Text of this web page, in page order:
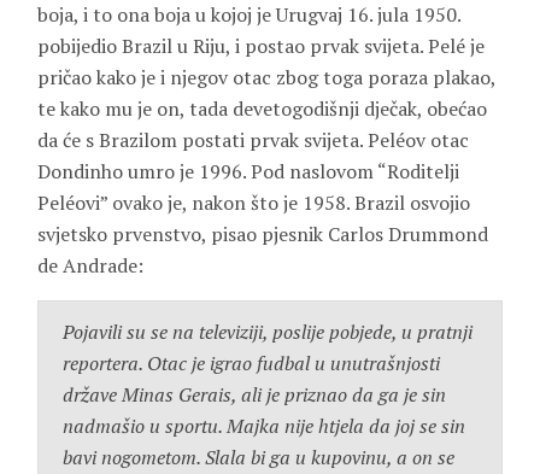
boja, i to ona boja u kojoj je Urugvaj 16. jula 1950.
pobijedio Brazil u Riju, i postao prvak svijeta.Peléje
pričao kako je i njegov otac zbog toga poraza plakao,
te kako mu je on, tada devetogodišnji dječak, obećao
da će s Brazilom postati prvak svijeta. Peléov otac
Dondinhoumro je 1996. Pod naslovom “Roditelji
Peléovi” ovako je, nakon što je 1958. Brazil osvojio
svjetsko prvenstvo, pisao pjesnik Carlos Drummond
de Andrade:
Pojavili su se na televiziji, poslije pobjede, u pratnji
reportera. Otac je igrao fudbal u unutrašnjosti
države Minas Gerais, ali je priznao da ga je sin
nadmašio u sportu. Majka nije htjela da joj se sin
bavi nogometom. Slala bi ga u kupovinu, a on se